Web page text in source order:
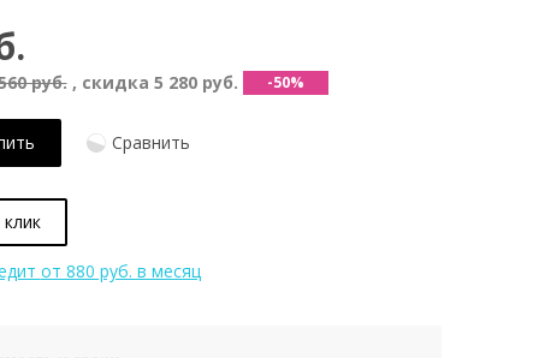
руб., скидка 5 280 руб. -50%
Сравнить
от 880 руб. в месяц